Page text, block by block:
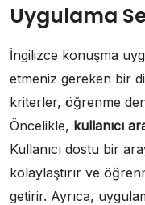
Uygulama
İngilizce konuşma
etmeniz gereken bir
kriterler, öğrenme
Öncelikle, kullanıcı
Kullanıcı dostu bir
kolaylaştırır ve
getirir. Ayrıca,